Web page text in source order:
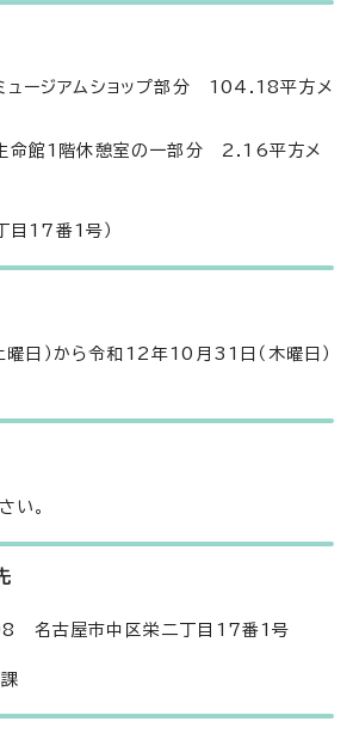
ュージアムショップ部分 104.18平方メ
命館1階休憩室の一部分 2.16平方メ
目17番1号）
日）から令和12年10月31日（木曜日）
い。
名古屋市中区栄二丁目17番1号